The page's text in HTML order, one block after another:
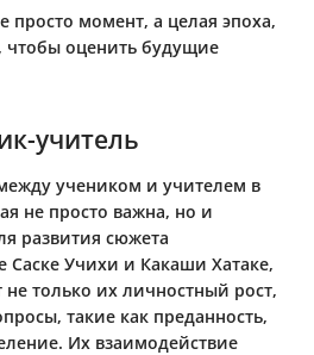
просто момент, а целая эпоха,
чтобы оценить будущие
учитель
учеником и учителем в
не просто важна, но и
развития сюжета
Саске Учихи и Какаши Хатаке,
только их личностный рост,
такие как преданность,
Их взаимодействие